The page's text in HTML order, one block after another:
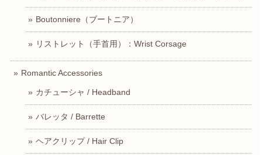
Boutonniere（ブートニア）
リストレット（手首用）：Wrist Corsage
Romantic Accessories
カチューシャ / Headband
バレッタ / Barrette
ヘアクリップ / Hair Clip